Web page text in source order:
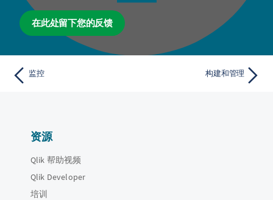
在此处留下您的反馈
监控 构建和管理
资源
Qlik 帮助视频
Qlik Developer
培训